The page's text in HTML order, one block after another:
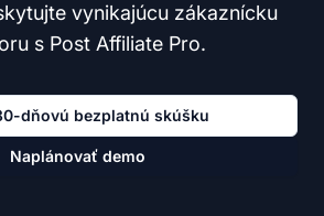
vynikajúcu zákaznícku
s Post Affiliate Pro.
dňovú bezplatnú skúšku
Naplánovať demo